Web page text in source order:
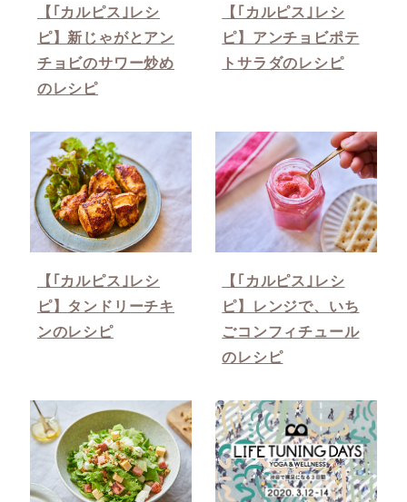
【｢カルピス｣レシ
ピ】新じゃがとアン
チョビのサワー炒め
のレシピ
【｢カルピス｣レシ
ピ】アンチョビポテ
トサラダのレシピ
【｢カルピス｣レシ
ピ】タンドリーチキ
ンのレシピ
【｢カルピス｣レシ
ピ】レンジで、いち
ごコンフィチュール
のレシピ